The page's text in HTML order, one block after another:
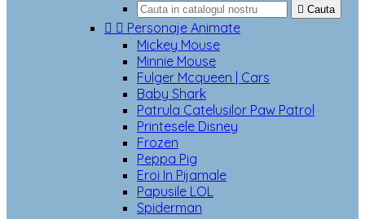
 Cauta
  Personaje Animate
Mickey Mouse
Minnie Mouse
Fulger Mcqueen | Cars
Baby Shark
Patrula Catelusilor Paw Patrol
Printesele Disney
Frozen
Peppa Pig
Eroi In Pijamale
Papusile LOL
Spiderman